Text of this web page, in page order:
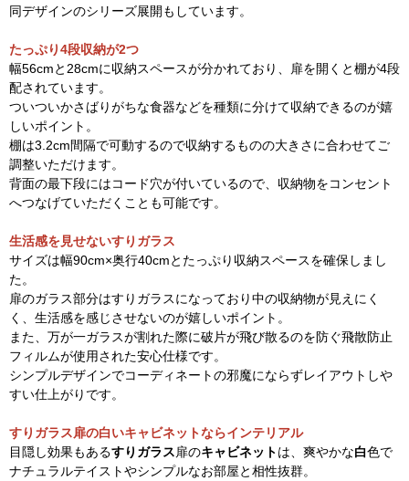
同デザインのシリーズ展開もしています。
たっぷり4段収納が2つ
幅56cmと28cmに収納スペースが分かれており、扉を開くと棚が4段
配されています。
ついついかさばりがちな食器などを種類に分けて収納できるのが嬉
しいポイント。
棚は3.2cm間隔で可動するので収納するものの大きさに合わせてご
調整いただけます。
背面の最下段にはコード穴が付いているので、収納物をコンセント
へつなげていただくことも可能です。
生活感を見せないすりガラス
サイズは幅90cm×奥行40cmとたっぷり収納スペースを確保しまし
た。
扉のガラス部分はすりガラスになっており中の収納物が見えにく
く、生活感を感じさせないのが嬉しいポイント。
また、万が一ガラスが割れた際に破片が飛び散るのを防ぐ飛散防止
フィルムが使用された安心仕様です。
シンプルデザインでコーディネートの邪魔にならずレイアウトしや
すい仕上がりです。
すりガラス扉の白いキャビネットならインテリアル
目隠し効果もあるすりガラス扉のキャビネットは、爽やかな白色で
ナチュラルテイストやシンプルなお部屋と相性抜群。